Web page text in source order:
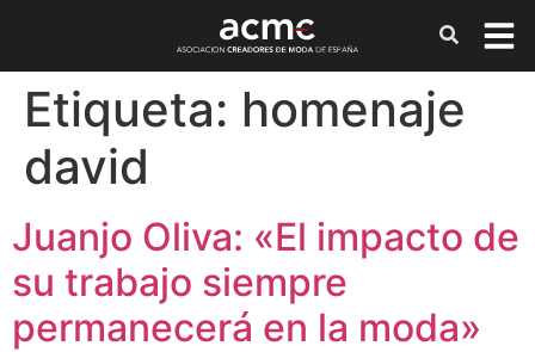
Etiqueta: homenaje
david
Juanjo Oliva: «El impacto de
su trabajo siempre
permanecerá en la moda»